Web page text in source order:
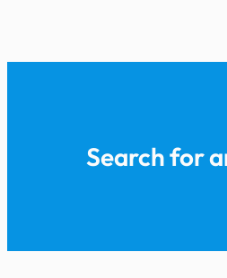
Search for